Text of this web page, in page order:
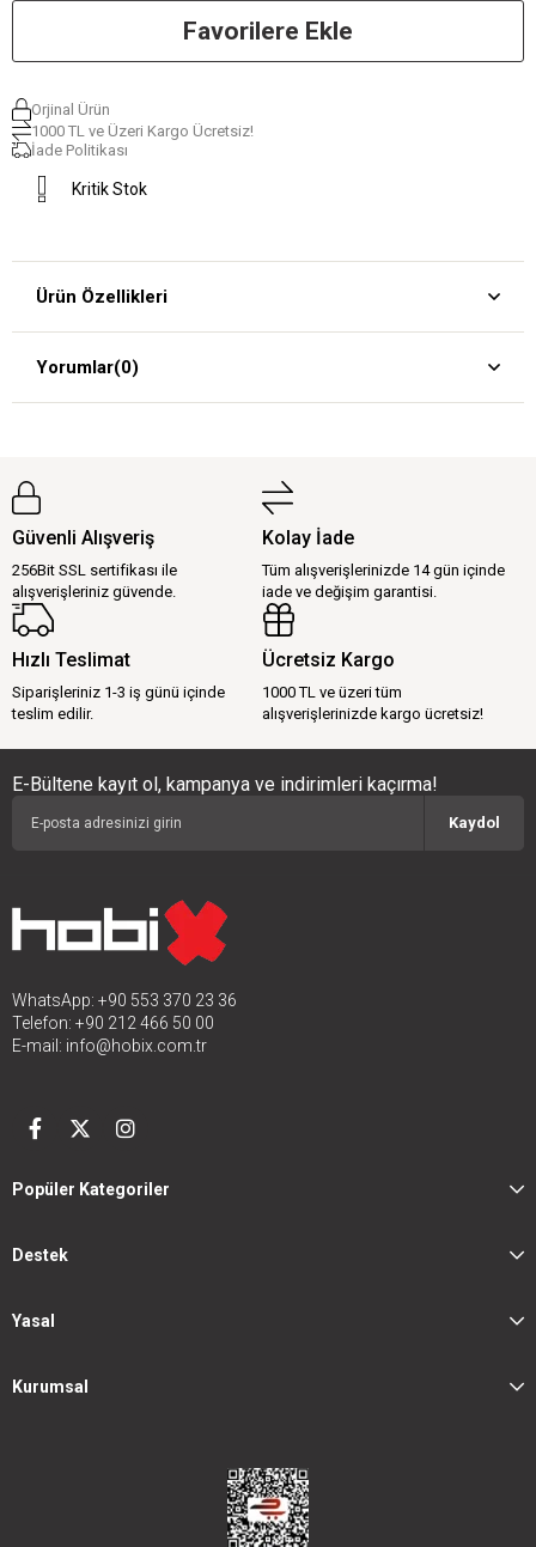
Favorilere Ekle
Orjinal Ürün
1000 TL ve Üzeri Kargo Ücretsiz!
İade Politikası
Kritik Stok
Ürün Özellikleri
Yorumlar(0)
Güvenli Alışveriş
256Bit SSL sertifikası ile
alışverişleriniz güvende.
Kolay İade
Tüm alışverişlerinizde 14 gün içinde
iade ve değişim garantisi.
Hızlı Teslimat
Siparişleriniz 1-3 iş günü içinde
teslim edilir.
Ücretsiz Kargo
1000 TL ve üzeri tüm
alışverişlerinizde kargo ücretsiz!
E-Bültene kayıt ol, kampanya ve indirimleri kaçırma!
Kaydol
WhatsApp: +90 553 370 23 36
Telefon: +90 212 466 50 00
E-mail: info@hobix.com.tr
Popüler Kategoriler
Destek
Yasal
Kurumsal